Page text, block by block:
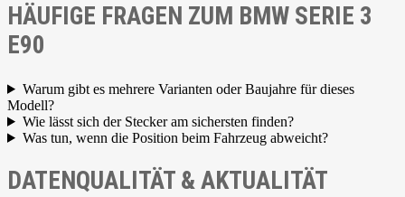
HÄUFIGE FRAGEN ZUM BMW SERIE 3
E90
Warum gibt es mehrere Varianten oder Baujahre für dieses
Modell?
Wie lässt sich der Stecker am sichersten finden?
Was tun, wenn die Position beim Fahrzeug abweicht?
DATENQUALITÄT & AKTUALITÄT